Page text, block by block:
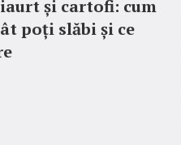
și cartofi: cum
poți slăbi și ce